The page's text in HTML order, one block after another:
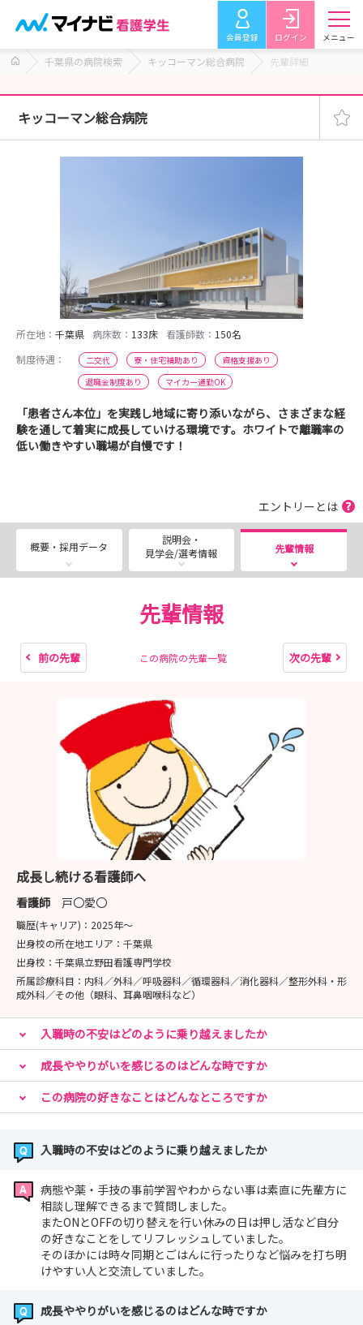
会員登録 ログイン メニュー
千葉県の病院検索 キッコーマン総合病院 先輩詳細
キッコーマン総合病院
所在地： 千葉県 病床数： 133床 看護師数： 150名
制度待遇：
二交代 寮・住宅補助あり
資格支援あり
退職金制度あり
マイカー通勤OK
「患者さん本位」を実践し地域に寄り添いながら、さまざまな経
験を通して着実に成長していける環境です。ホワイトで離職率の
低い働きやすい職場が自慢です！
エントリーとは
概要・採用データ
説明会・
見学会/選考情報
先輩情報
先輩情報
前の先輩 この病院の先輩一覧 次の先輩
成長し続ける看護師へ
看護師 戸〇愛〇
職歴(キャリア)： 2025年〜
出身校の所在地エリア： 千葉県
出身校： 千葉県立野田看護専門学校
所属診療科目： 内科／外科／呼吸器科／循環器科／消化器科／整形外科・形
成外科／その他（眼科、耳鼻咽喉科など）
入職時の不安はどのように乗り越えましたか
成長ややりがいを感じるのはどんな時ですか
この病院の好きなことはどんなところですか
入職時の不安はどのように乗り越えましたか
病態や薬・手技の事前学習やわからない事は素直に先輩方に
相談し理解できるまで質問しました。
またONとOFFの切り替えを行い休みの日は押し活など自分
の好きなことをしてリフレッシュしていました。
そのほかには時々同期とごはんに行ったりなど悩みを打ち明
けやすい人と交流していました。
成長ややりがいを感じるのはどんな時ですか